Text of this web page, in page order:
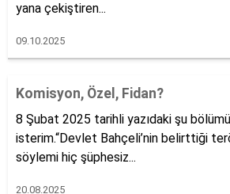
yana çekiştiren...
09.10.2025
Komisyon, Özel, Fidan?
8 Şubat 2025 tarihli yazıdaki şu
isterim.“Devlet Bahçeli’nin belirttiği
söylemi hiç şüphesiz...
20.08.2025